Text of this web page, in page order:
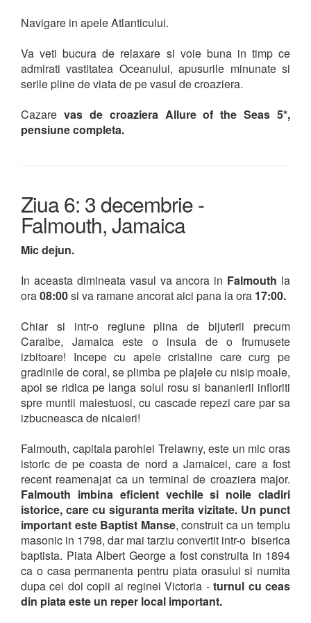
Navigare in apele Atlanticului.
Va veti bucura de relaxare si voie buna in timp ce
admirati vastitatea Oceanului, apusurile minunate si
serile pline de viata de pe vasul de croaziera.
Cazare vas de croaziera Allure of the Seas 5*,
pensiune completa.
Ziua 6: 3 decembrie -
Falmouth, Jamaica
Mic dejun.
In aceasta dimineata vasul va ancora in Falmouth la
ora08:00si va ramane ancorat aici pana la ora 17:00.
Chiar si intr-o regiune plina de bijuterii precum
Caraibe, Jamaica este o insula de o frumusete
izbitoare! Incepe cu apele cristaline care curg pe
gradinile de coral, se plimba pe plajele cu nisip moale,
apoi se ridica pe langa solul rosu si bananierii infloriti
spre muntii maiestuosi, cu cascade repezi care par sa
izbucneasca de nicaieri!
Falmouth, capitala parohiei Trelawny, este un mic oras
istoric de pe coasta de nord a Jamaicei, care a fost
recent reamenajat ca un terminal de croaziera major.
Falmouth imbina eficient vechile si noile cladiri
istorice, care cu siguranta merita vizitate. Un punct
important este Baptist Manse, construit ca un templu
masonic in 1798, dar mai tarziu convertit intr-o biserica
baptista. Piata Albert George a fost construita in 1894
ca o casa permanenta pentru piata orasului si numita
dupa cei doi copii ai reginei Victoria -turnul cu ceas
din piata este un reper local important.